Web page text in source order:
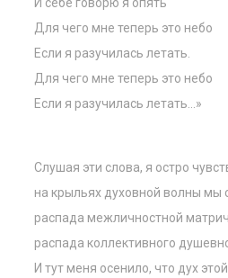
Для чего мне теперь это небо
Если я разучилась летать.
Для чего мне теперь это небо
Если я разучилась летать…»
Слушая эти слова, я остро
на крыльях духовной волны мы
распада межличностной
распада коллективного
И тут меня осенило, что дух